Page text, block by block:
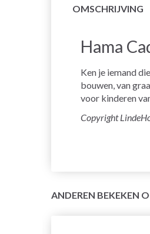
OMSCHRIJVING
Hama
Ken je iemand
bouwen, van
voor kinderen
Copyright
ANDEREN BEKEKEN